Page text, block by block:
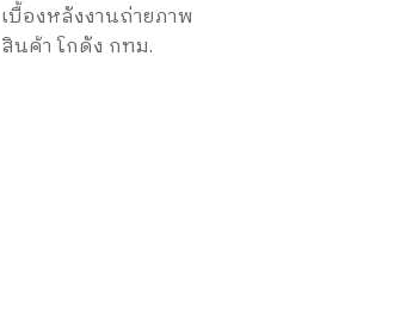
เบื้องหลังงานถ่ายภาพ
สินค้า โกดัง กทม.